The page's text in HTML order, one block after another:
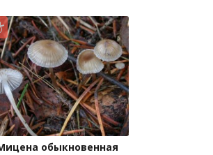
обыкновенная